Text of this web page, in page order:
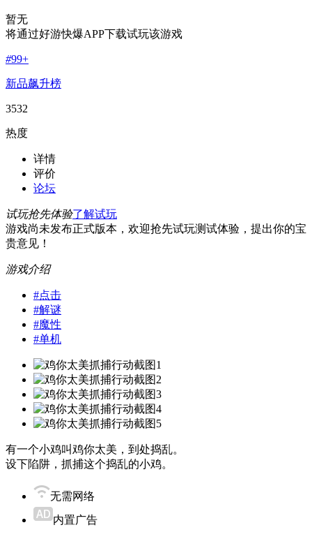
暂无
将通过好游快爆APP下载试玩该游戏
#99+
新品飙升榜
3532
热度
详情
评价
论坛
试玩抢先体验了解试玩
游戏尚未发布正式版本，欢迎抢先试玩测试体验，提出你的宝
贵意见！
游戏介绍
#点击
#解谜
#魔性
#单机
有一个小鸡叫鸡你太美，到处捣乱。
设下陷阱，抓捕这个捣乱的小鸡。
无需网络
内置广告